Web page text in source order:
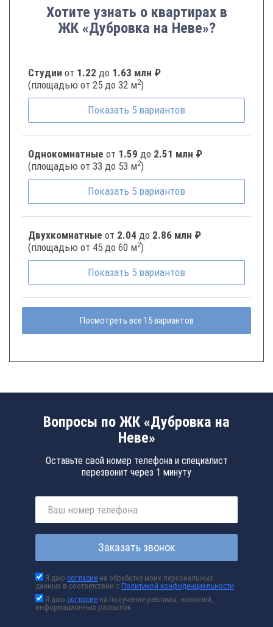
Хотите узнать о квартирах в
ЖК «Дубровка на Неве»?
Студии от 1.22 до 1.63 млн ₽
(площадью от 25 до 32 м2)
Показать 5 вариантов
Однокомнатные от 1.59 до 2.51 млн ₽
(площадью от 33 до 53 м2)
Показать 5 вариантов
Двухкомнатные от 2.04 до 2.86 млн ₽
(площадью от 45 до 60 м2)
Показать 5 вариантов
Посмотреть все 15 вариантов
Вопросы по ЖК «Дубровка на
Неве»
Оставьте свой номер телефона и специалист
перезвонит через 1 минуту
Заказать звонок
Я даюсогласие на обработку моих персональных
данных в соответствии сПолитикой конфиденциальности
Я даюсогласие на получение рекламы, новостей,
информационных рассылок